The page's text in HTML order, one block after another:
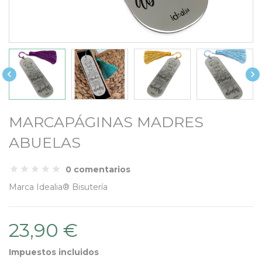
 
MARCAPÁGINAS MADRES
ABUELAS
0 comentarios
Marca Idealia® Bisutería
23,90 €
Impuestos incluidos